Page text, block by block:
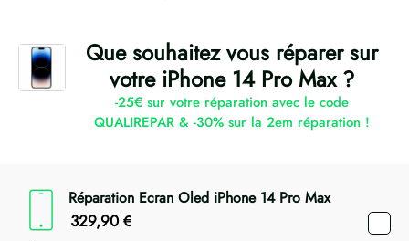
Que souhaitez vous réparer sur
votre iPhone 14 Pro Max ?
-25€ sur votre réparation avec le code
QUALIREPAR & -30% sur la 2em réparation !
Réparation Ecran Oled iPhone 14 Pro Max
329,90 €